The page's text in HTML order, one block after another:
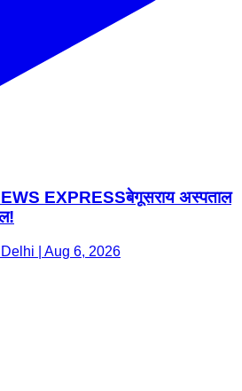
EXPRESSबेगूसराय अस्पताल
| Aug 6, 2026